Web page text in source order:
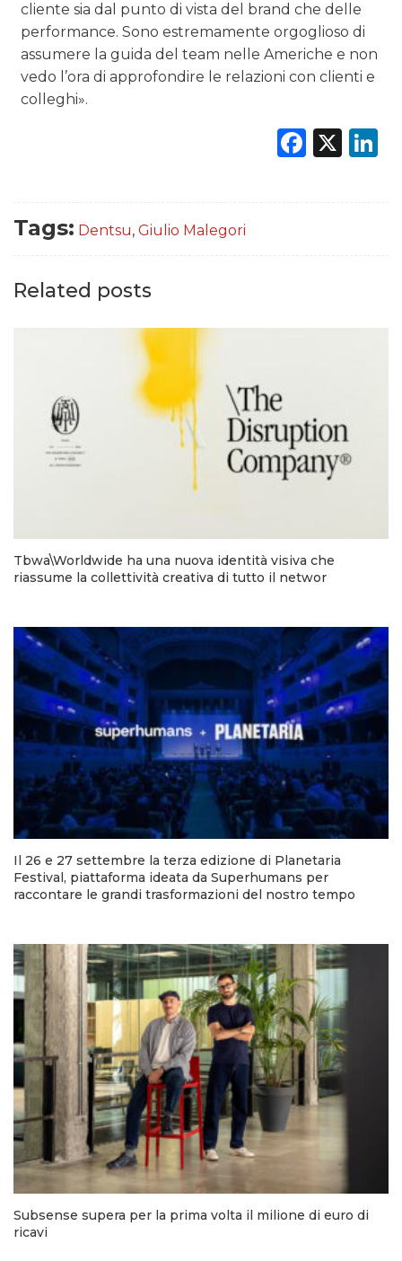
cliente sia dal punto di vista del brand che delle
performance. Sono estremamente orgoglioso di
assumere la guida del team nelle Americhe e non
vedo l’ora di approfondire le relazioni con clienti e
colleghi».
X
Tags: Dentsu, Giulio Malegori
Related posts
Tbwa\Worldwide ha una nuova identità visiva che
riassume la collettività creativa di tutto il networ
Il 26 e 27 settembre la terza edizione di Planetaria
Festival, piattaforma ideata da Superhumans per
raccontare le grandi trasformazioni del nostro tempo
Subsense supera per la prima volta il milione di euro di
ricavi